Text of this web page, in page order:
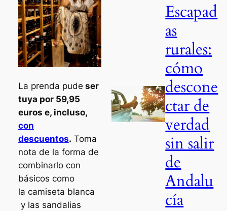
La prenda pude ser
tuya por 59,95
euros e, incluso,
con
descuentos. Toma
nota de la forma de
combinarlo con
básicos como
la camiseta blanca
y las sandalias
Escapad
as
rurales:
cómo
descone
ctar de
verdad
sin salir
de
Andalu
cía